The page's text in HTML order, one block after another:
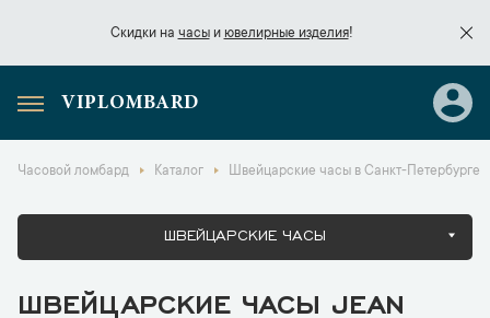
Скидки на часыи ювелирные изделия!
Скидки начасы
VIPLOMBARD
Часовой ломбард Каталог Швейцарские часы в Санкт-Петербурге
ШВЕЙЦАРСКИЕ ЧАСЫ
ШВЕЙЦАРСКИЕ ЧАСЫ JEAN